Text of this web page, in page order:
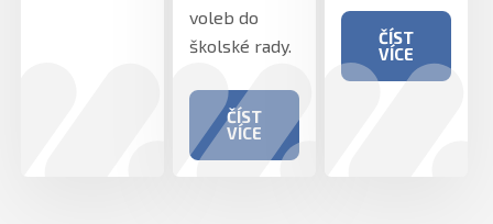
voleb do
školské rady.
ČÍST
VÍCE
ČÍST
VÍCE